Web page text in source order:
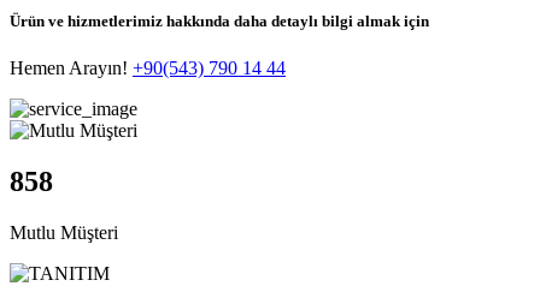
Ürün ve hizmetlerimiz hakkında daha detaylı bilgi almak için
Hemen Arayın! +90(543) 790 14 44
858
Mutlu Müşteri